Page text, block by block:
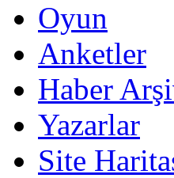
Oyun
Anketler
Haber
Yazarlar
Site